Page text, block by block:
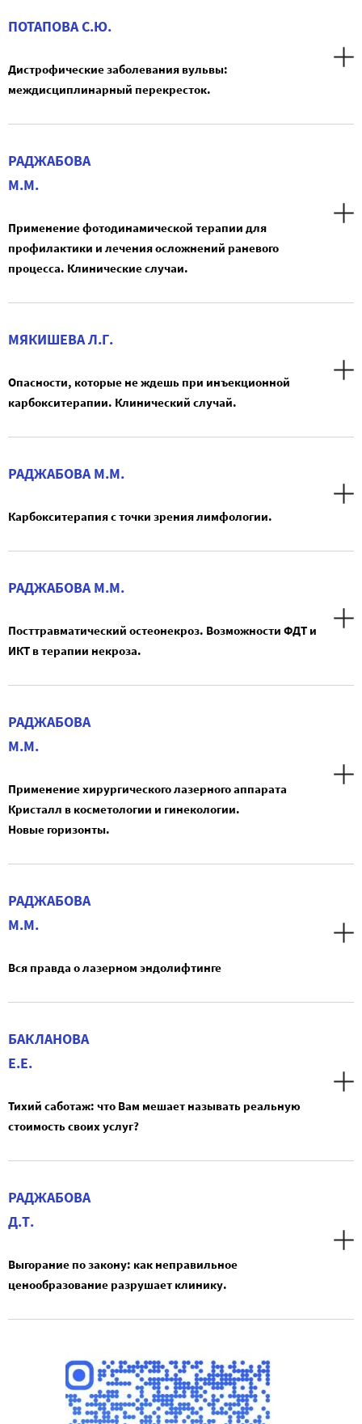
ПОТАПОВА С.Ю.
Дистрофические заболевания вульвы:
междисциплинарный перекресток.
РАДЖАБОВА
М.М.
Применение фотодинамической терапии для
профилактики и лечения осложнений раневого
процесса. Клинические случаи.
МЯКИШЕВА Л.Г.
Опасности, которые не ждешь при инъекционной
карбокситерапии. Клинический случай.
РАДЖАБОВА М.М.
Карбокситерапия с точки зрения лимфологии.
РАДЖАБОВА М.М.
Посттравматический остеонекроз. Возможности ФДТ и
ИКТ в терапии некроза.
РАДЖАБОВА
М.М.
Применение хирургического лазерного аппарата
Кристалл в косметологии и гинекологии.
Новые горизонты.
РАДЖАБОВА
М.М.
Вся правда о лазерном эндолифтинге
БАКЛАНОВА
Е.Е.
Тихий саботаж: что Вам мешает называть реальную
стоимость своих услуг?
РАДЖАБОВА
Д.Т.
Выгорание по закону: как неправильное
ценообразование разрушает клинику.